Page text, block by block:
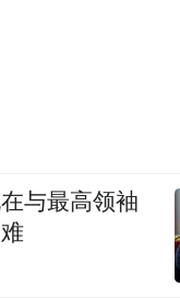
与最高领袖